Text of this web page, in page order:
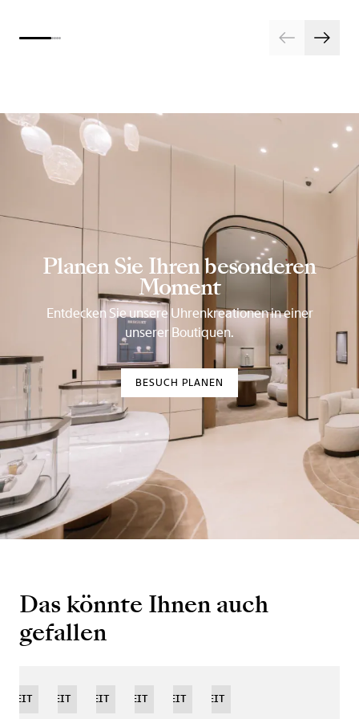
Planen Sie Ihren besonderen
Moment
Entdecken Sie unsere Uhrenkreationen in einer
unserer Boutiquen.
BESUCH PLANEN
Das könnte Ihnen auch
gefallen
NEUHEITNEUHEITNEUHEITNEUHEIT
LIMITIERTE
NEUHEIT